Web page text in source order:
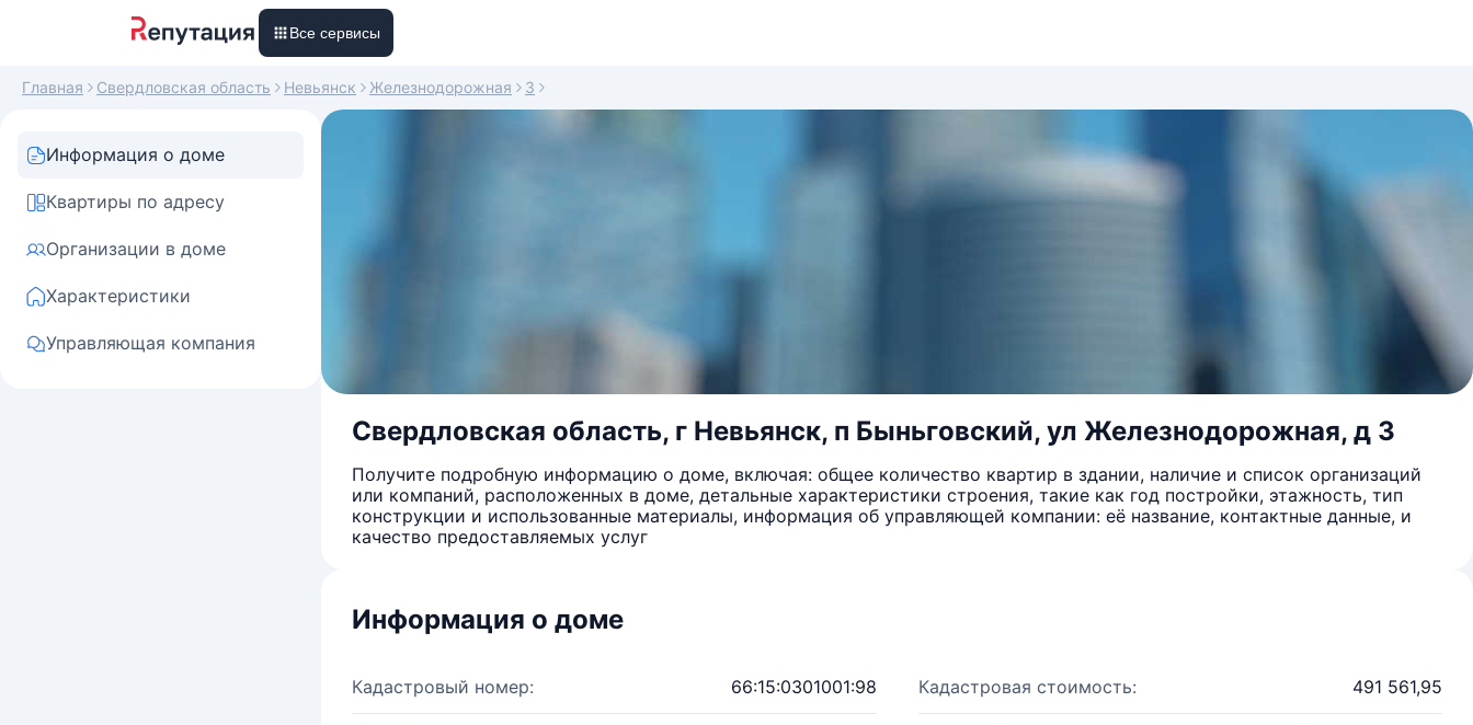
Все сервисы
Главная Свердловская область Невьянск Железнодорожная 3
Информация о доме
Квартиры по адресу
Организации в доме
Характеристики
Управляющая компания
Свердловская область, г Невьянск, п Быньговский, ул Железнодорожная, д 3
Получите подробную информацию о доме, включая: общее количество квартир в здании, наличие и список организаций
или компаний, расположенных в доме, детальные характеристики строения, такие как год постройки, этажность, тип
конструкции и использованные материалы, информация об управляющей компании: её название, контактные данные, и
качество предоставляемых услуг
Информация о доме
Кадастровый номер: 66:15:0301001:98 Кадастровая стоимость: 491 561,95